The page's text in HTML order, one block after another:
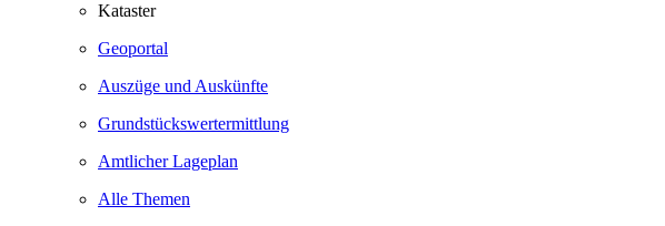
Kataster
Geoportal
Auszüge und Auskünfte
Grundstückswertermittlung
Amtlicher Lageplan
Alle Themen